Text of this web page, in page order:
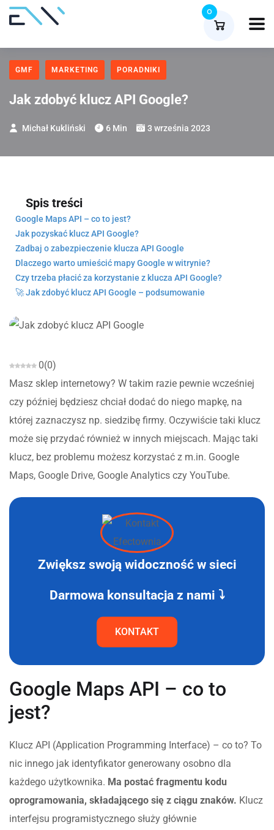
0
GMF MARKETING PORADNIKI
Jak zdobyć klucz API Google?
Michał Kukliński 6 Min 3 września 2023
0(0)
Masz sklep internetowy? W takim razie pewnie wcześniej
czy później będziesz chciał dodać do niego mapkę, na
której zaznaczysz np. siedzibę firmy. Oczywiście taki klucz
może się przydać również w innych miejscach. Mając taki
klucz, bez problemu możesz korzystać z m.in. Google
Maps, Google Drive, Google Analytics czy YouTube.
Zwiększ swoją widoczność w sieci
Darmowa konsultacja z nami ⤵
KONTAKT
Google Maps API – co to
jest?
Klucz API (Application Programming Interface) – co to? To
nic innego jak identyfikator generowany osobno dla
każdego użytkownika. Ma postać fragmentu kodu
oprogramowania, składającego się z ciągu znaków. Klucz
interfejsu programistycznego służy głównie
Spis treści
Google Maps API – co to jest?
Jak pozyskać klucz API Google?
Zadbaj o zabezpieczenie klucza API Google
Dlaczego warto umieścić mapy Google w witrynie?
Czy trzeba płacić za korzystanie z klucza API Google?
🚀 Jak zdobyć klucz API Google – podsumowanie